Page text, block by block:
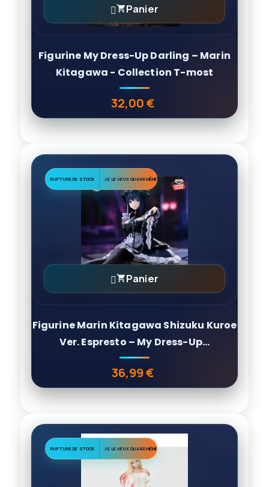
Panier
Figurine My Dress-Up Darling – Marin
Kitagawa - Collection T-most
Prix
32,00 €
RUPTURE DE STOCK JE LE VEUX QUAND MÊME
Panier
Figurine Marin Kitagawa Shizuku Kuroe
Ver. Espresto – My Dress-Up...
Prix
36,99 €
RUPTURE DE STOCK JE LE VEUX QUAND MÊME